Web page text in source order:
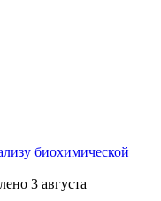
биохимической
3 августа